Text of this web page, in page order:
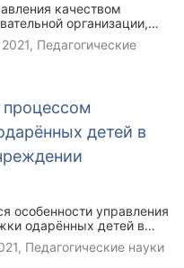
качеством
организации,
качеством
организации и
, Педагогические
детей в
особенности управления
одарённых детей в
Представлена модель
и поддержки
, Педагогические науки